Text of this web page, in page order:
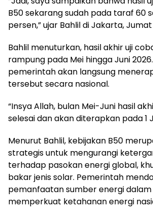
B50 sekarang sudah pada taraf 60
persen,” ujar Bahlil di Jakarta,
Bahlil menuturkan, hasil akhir uji
rampung pada Mei hingga Juni
pemerintah akan langsung
tersebut secara nasional.
“Insya Allah, bulan Mei-Juni hasil
selesai dan akan diterapkan pada 1
Menurut Bahlil, kebijakan B50
strategis untuk mengurangi
terhadap pasokan energi global,
bakar jenis solar. Pemerintah
pemanfaatan sumber energi
memperkuat ketahanan energi